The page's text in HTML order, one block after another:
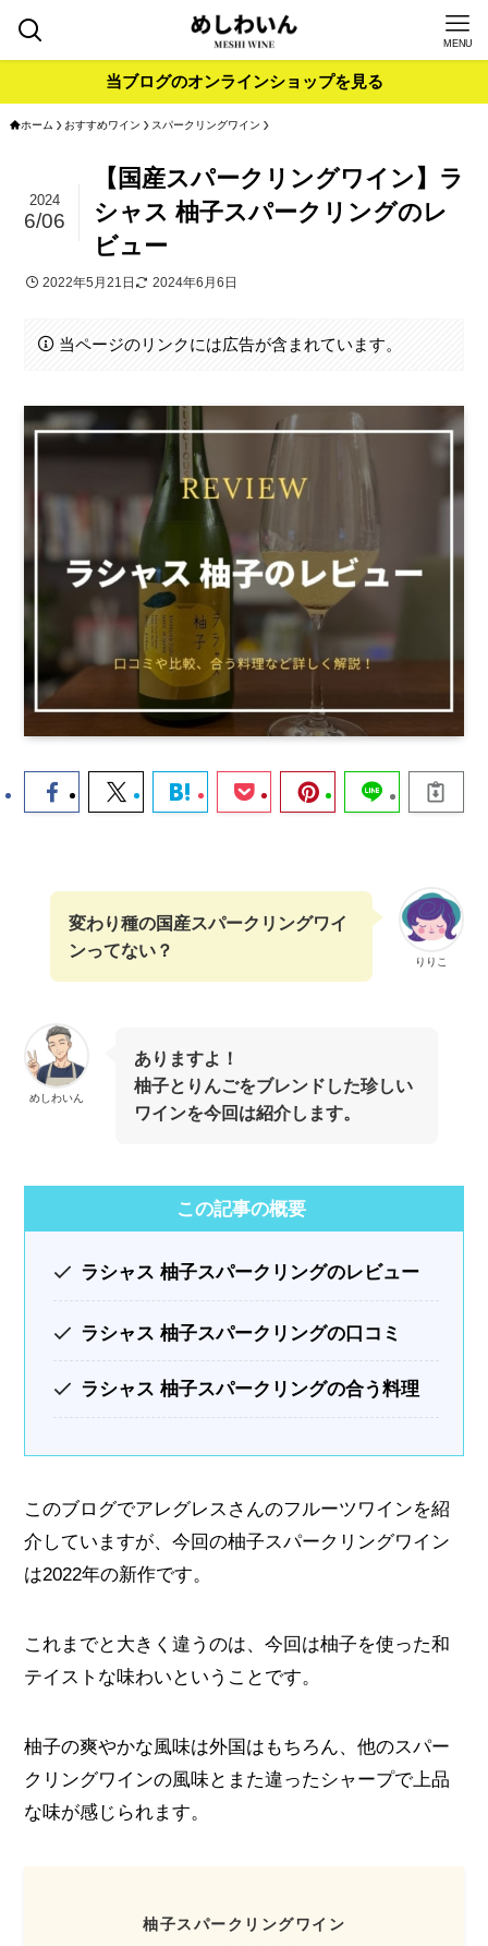
MENU
当ブログのオンラインショップを見る
ホーム おすすめワイン スパークリングワイン
【国産スパークリングワイン】ラ
シャス 柚子スパークリングのレ
ビュー
2024
6/06
2022年5月21日 2024年6月6日
当ページのリンクには広告が含まれています。
りりこ
変わり種の国産スパークリングワイ
ンってない？
めしわいん
ありますよ！
柚子とりんごをブレンドした珍しい
ワインを今回は紹介します。
この記事の概要
ラシャス 柚子スパークリングのレビュー
ラシャス 柚子スパークリングの口コミ
ラシャス 柚子スパークリングの合う料理
このブログでアレグレスさんのフルーツワインを紹
介していますが、今回の柚子スパークリングワイン
は2022年の新作です。
これまでと大きく違うのは、今回は柚子を使った和
テイストな味わいということです。
柚子の爽やかな風味は外国はもちろん、他のスパー
クリングワインの風味とまた違ったシャープで上品
な味が感じられます。
柚子スパークリングワイン